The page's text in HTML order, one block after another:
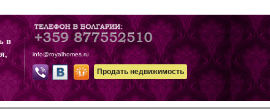
в
info@royalhomes.ru
Продать недвижимость